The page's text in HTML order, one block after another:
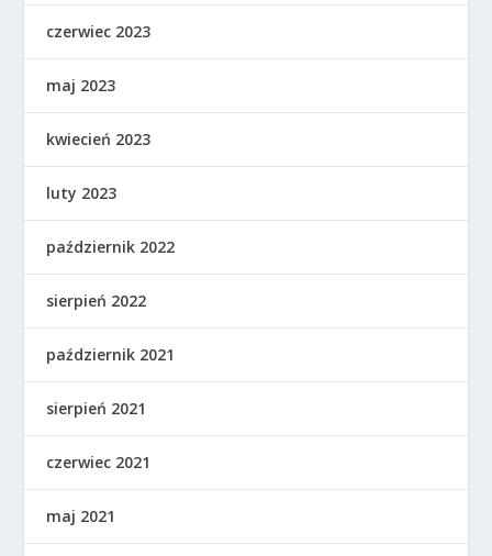
czerwiec 2023
maj 2023
kwiecień 2023
luty 2023
październik 2022
sierpień 2022
październik 2021
sierpień 2021
czerwiec 2021
maj 2021